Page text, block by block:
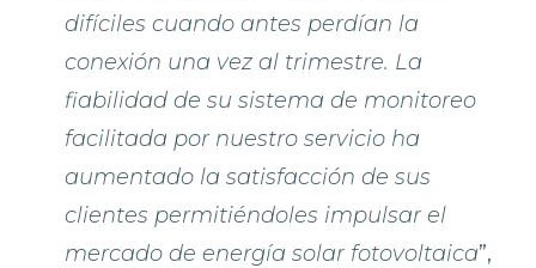
difíciles cuando antes perdían la
conexión una vez al trimestre. La
fiabilidad de su sistema de monitoreo
facilitada por nuestro servicio ha
aumentado la satisfacción de sus
clientes permitiéndoles impulsar el
mercado de energía solar fotovoltaica”,